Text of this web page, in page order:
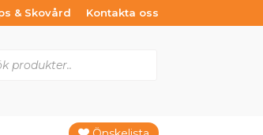
& Skovård Kontakta oss